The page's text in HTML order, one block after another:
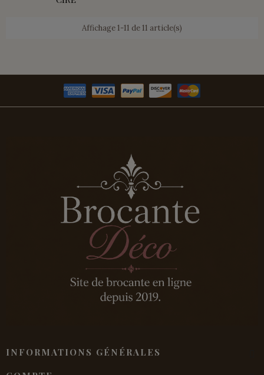
Affichage 1-11 de 11 article(s)
INFORMATIONS GÉNÉRALES